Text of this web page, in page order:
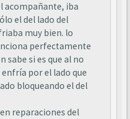
acompañante, iba
el del lado del
muy bien. lo
perfectamente
sabe si es que al no
por el lado que
bloqueando el del
reparaciones del